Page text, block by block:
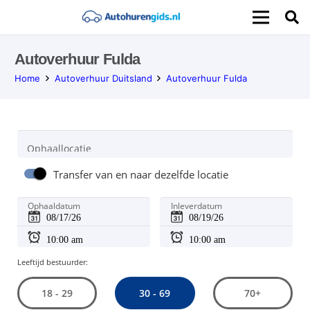
Autoverhuur Fulda
Home Autoverhuur Duitsland Autoverhuur Fulda
Ophaallocatie
Transfer van en naar dezelfde locatie
Ophaaldatum Inleverdatum
Leeftijd bestuurder:
18 - 29 30 - 69 70+